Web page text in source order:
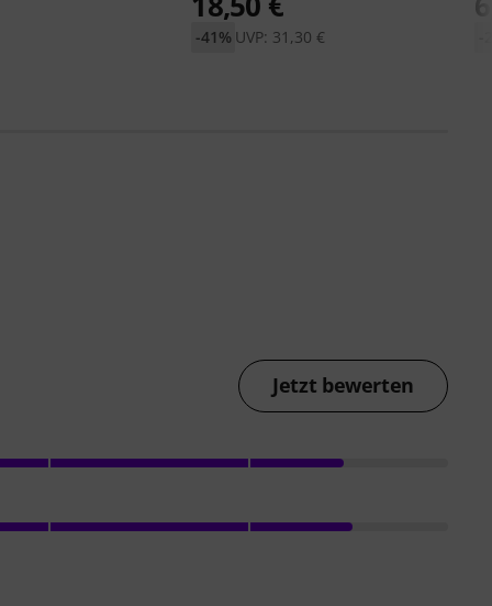
UVP: 31,30 €
-41%
Jetzt bewerten